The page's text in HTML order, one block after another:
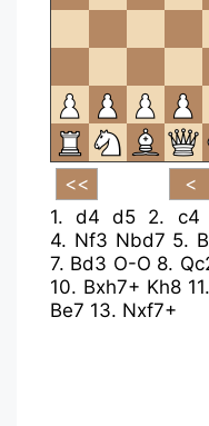
1.d4 d5 2. c4
4. Nf3 Nbd7 5.
7. Bd3 O-O 8.
10. Bxh7+ Kh8 11.
Be7 13. Nxf7+